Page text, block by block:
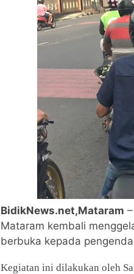
BidikNews.net,Mataram
Mataram kembali
berbuka kepada
Kegiatan ini dilakukan oleh